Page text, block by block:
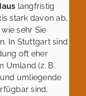
langfristig
stark davon ab,
sehr Sie
In Stuttgart sind
oft eher
Umland (z. B.
umliegende
sind,